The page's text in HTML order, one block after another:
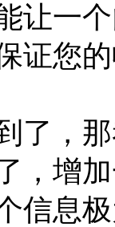
让一
证您
了，
，增
信息